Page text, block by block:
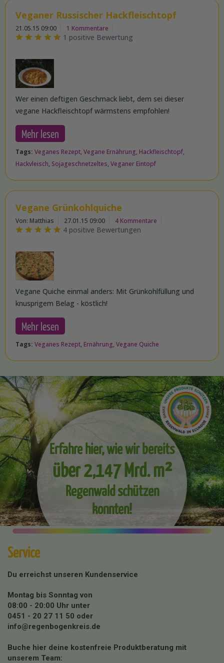
Veganer Russischer Hackfleischtopf
21.05.15 09:00 1 Kommentare
1 positive Bewertung
Wer einen deftigen Geschmack liebt, dem sei dieser
vegane Hackfleischtopf wärmstens empfohlen!
Mehr lesen
Tags: Veganes Rezept, Vegane Ernährung, Hackfleischtopf,
Hackvleisch, Sojageschnetzeltes, Veganer Eintopf
Vegane Grünkohlquiche
Von: Matthias 27.01.15 09:00 4 Kommentare
4 positive Bewertungen
Vegane Quiche einmal anders: Mit Grünkohlfüllung und
knusprigem Belag - köstlich!
Mehr lesen
Tags: Veganes Rezept, Ernährung, Vegane Quiche
Erfahre hier, wie wir bereits
über 2,147 Mrd. m²
Regenwald schützen
konnten!
Service
Du erreichst unseren Kundenservice
Montag bis Sonntag von
08:00 - 20:00 Uhr unter
0451 - 20 27 11 50 oder
info@regenbogenkreis.de
Buche hier deine kostenfreie Produktberatung mit
unserem Team: